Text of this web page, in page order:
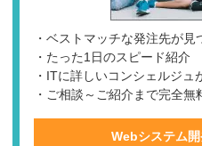
・ベストマッチな発注先が見
・たった1日のスピード紹介
・ITに詳しいコンシェルジュ
・ご相談～ご紹介まで完全無
Webシステム